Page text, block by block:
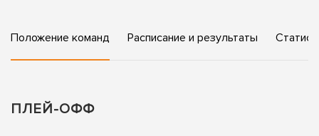
Положение команд Расписание и результаты
ПЛЕЙ-ОФФ